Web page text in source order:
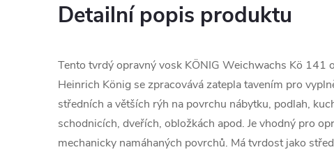
Detailní popis produktu
Tento tvrdý opravný vosk KÖNIG Weichwachs Kö 141
Heinrich König se zpracovává zatepla tavením pro
středních a větších rýh na povrchu nábytku, podlah,
schodnicích, dveřích, obložkách apod. Je vhodný pro
mechanicky namáhaných povrchů. Má tvrdost jako